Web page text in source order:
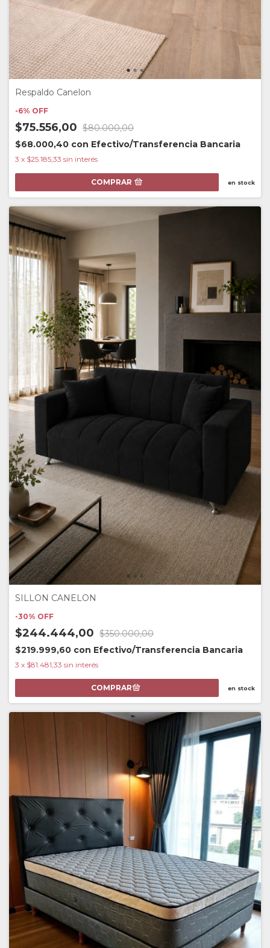
Respaldo Canelon
-6% OFF
$75.556,00 $80.000,00
$68.000,40 con Efectivo/Transferencia Bancaria
3 x $25.185,33 sin interés
COMPRAR en stock
SILLON CANELON
-30% OFF
$244.444,00 $350.000,00
$219.999,60 con Efectivo/Transferencia Bancaria
3 x $81.481,33 sin interés
en stock